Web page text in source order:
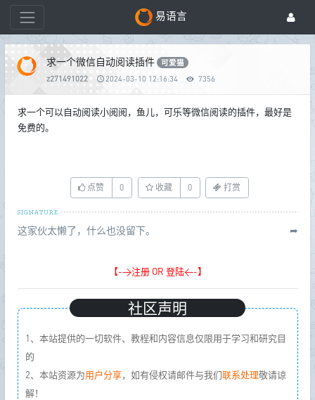
易语言
求一个微信自动阅读插件 可爱猫
z271491022 2024-03-10 12:16:34 7356
求一个可以自动阅读小阅阅，鱼儿，可乐等微信阅读的插件，最好是
免费的。
点赞 0 收藏 0 打赏
这家伙太懒了，什么也没留下。 ➦
【->注册 OR 登陆<-】
社区声明
1、本站提供的一切软件、教程和内容信息仅限用于学习和研究目
的
2、本站资源为用户分享，如有侵权请邮件与我们联系处理敬请谅
解！